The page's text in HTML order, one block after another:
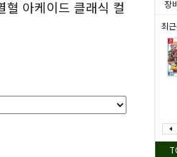
장
최
혈 아케이드 클래식 컬